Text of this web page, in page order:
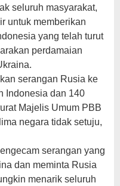
seluruh masyarakat,
untuk memberikan
yang telah turut
perdamaian
serangan Rusia ke
Indonesia dan 140
Majelis Umum PBB
negara tidak setuju,
serangan yang
dan meminta Rusia
menarik seluruh